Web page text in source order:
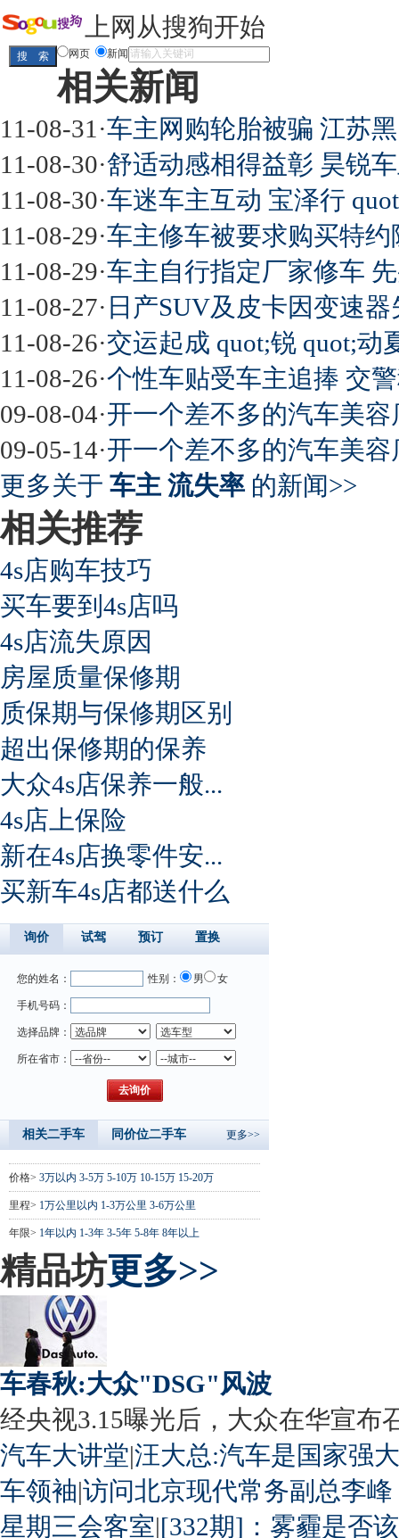
上网从搜狗开始
网页 新闻
相关新闻
11-08-31 ·车主网购轮胎被骗 江苏
11-08-30·舒适动感相得益彰 昊锐
11-08-30·车迷车主互动 宝泽行
11-08-29·车主修车被要求购买特
11-08-29·车主自行指定厂家修车
11-08-27· 日产SUV及皮卡因变速
11-08-26·交运起成 quot;锐 quot;动
11-08-26·个性车贴受车主追捧 交
09-08-04·开一个差不多的汽车美
09-05-14·开一个差不多的汽车美
更多关于 车主 流失率 的新闻>>
相关推荐
4s店购车技巧
买车要到4s店吗
4s店流失原因
房屋质量保修期
质保期与保修期区别
超出保修期的保养
大众4s店保养一般...
4s店上保险
新在4s店换零件安...
买新车4s店都送什么
询价 试驾 预订 置换
您的姓名： 性别： 男 女
手机号码：
选择品牌：
所在省市：
相关二手车 同价位二手车 更多>>
价格> 3万以内 3-5万 5-10万 10-15万 15-20万
里程> 1万公里以内 1-3万公里 3-6万公里
年限> 1年以内 1-3年 3-5年 5-8年 8年以上
精品坊更多>>
车春秋:大众"DSG"风波
经央视3.15曝光后，大众在华宣布
汽车大讲堂|汪大总:汽车是国家强
车领袖|访问北京现代常务副总李峰
星期三会客室|[332期]：雾霾是否